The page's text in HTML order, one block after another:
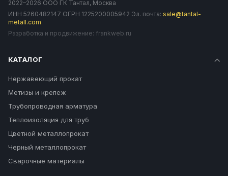
2022–2026 ООО ГК Тантал, Москва
ИНН 5260482147 ОГРН 1225200005942 Эл. почта: sale@tantal-
metall.com
Разработка и продвижение: frankweb.ru
КАТАЛОГ
Нержавеющий прокат
Метизы и крепеж
Трубопроводная арматура
Теплоизоляция для труб
Цветной металлопрокат
Черный металлопрокат
Сварочные материалы